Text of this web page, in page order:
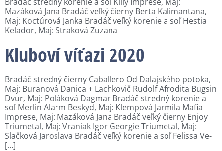
Mazáková Jana Bradáč veľký čierny Berta Kalimantana,
Maj: Koctúrová Janka Bradáč veľký korenie a soľ Hestia
Kelador, Maj: Straková Zuzana
Kluboví víťazi 2020
Bradáč stredný čierny Caballero Od Dalajského potoka,
Maj: Buranová Danica + Lachkovič Rudolf Afrodita Bugsin
Dvur, Maj: Poláková Dagmar Bradáč stredný korenie a
soľ Merlin Alarm Beskyd, Maj: Klempová Jarmila Mafia
Imprese, Maj: Mazáková Jana Bradáč veľký čierny Enjoy
Triumetal, Maj: Vraniak Igor Georgie Triumetal, Maj:
Slačková Jaroslava Bradáč veľký korenie a soľ Felissa Ve-
[…]